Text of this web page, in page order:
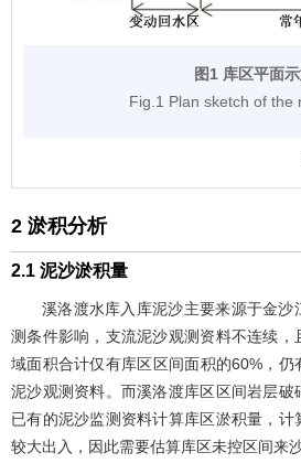
图1 库区平面
Fig.1 Plan sketch of the
2 淤积分析
2.1 泥沙淤积量
溪洛渡水库入库泥沙主要来源于金沙
测条件影响，支流泥沙观测资料不连续
域面积合计仅有库区区间面积的60%，
泥沙观测资料。而溪洛渡库区区间岩层
已有的泥沙监测资料计算库区淤积量，
较大出入，因此需要估算库区未控区间来沙